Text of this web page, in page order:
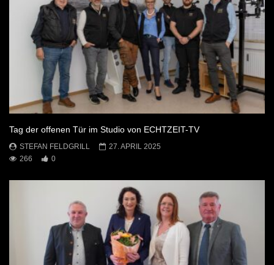
Tag der offenen Tür im Studio von ECHTZEIT-TV
STEFAN FELDGRILL
27. APRIL 2025
266
0